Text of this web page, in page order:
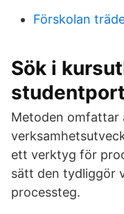
Förskolan
Sök i
Metoden omfattar
ett verktyg för
sätt den tydliggör
processteg.